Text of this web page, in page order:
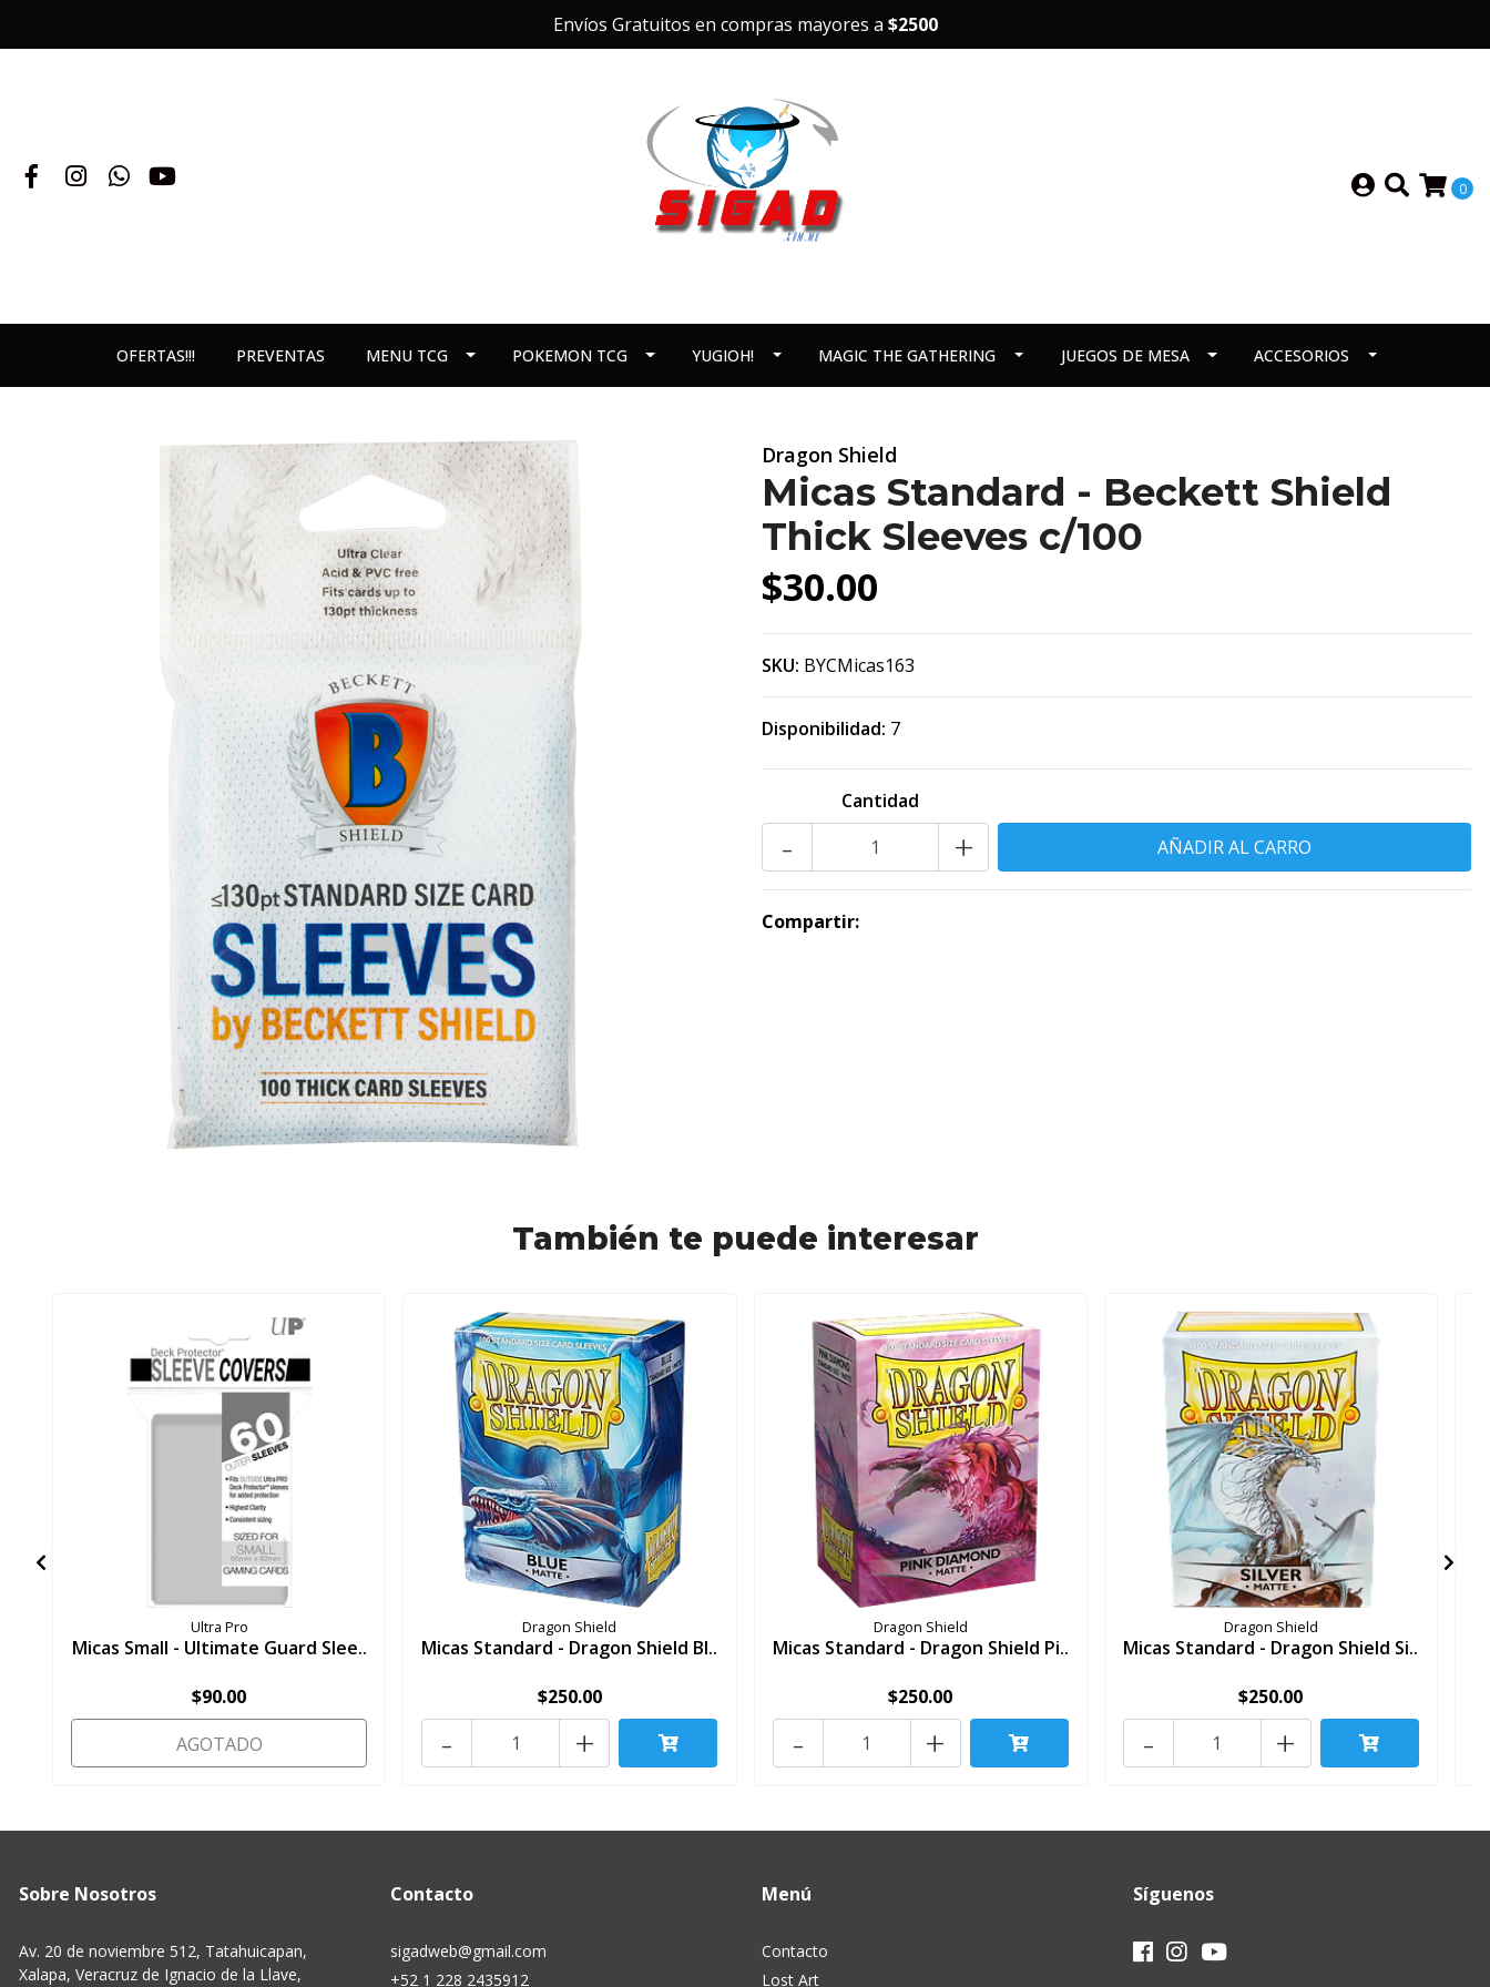
Envíos Gratuitos en compras mayores a $2500
0
OFERTAS!!! PREVENTAS MENU TCG POKEMON TCG YUGIOH! MAGIC THE GATHERING JUEGOS DE MESA ACCESORIOS
Dragon Shield
Micas Standard - Beckett Shield
Thick Sleeves c/100
$30.00
SKU: BYCMicas163
Disponibilidad: 7
Cantidad
+
-
Compartir:
También te puede interesar
Ultra Pro
Micas Small - Ultimate Guard Slee..
$90.00
AGOTADO
Dragon Shield
Micas Standard - Dragon Shield Bl..
$250.00
+
-
Dragon Shield
Micas Standard - Dragon Shield Pi..
$250.00
+
-
Dragon Shield
Micas Standard - Dragon Shield Si..
$250.00
+
-
Sobre Nosotros
Av. 20 de noviembre 512, Tatahuicapan,
Xalapa, Veracruz de Ignacio de la Llave,
Contacto
sigadweb@gmail.com
+52 1 228 2435912
Menú
Contacto
Lost Art
Síguenos